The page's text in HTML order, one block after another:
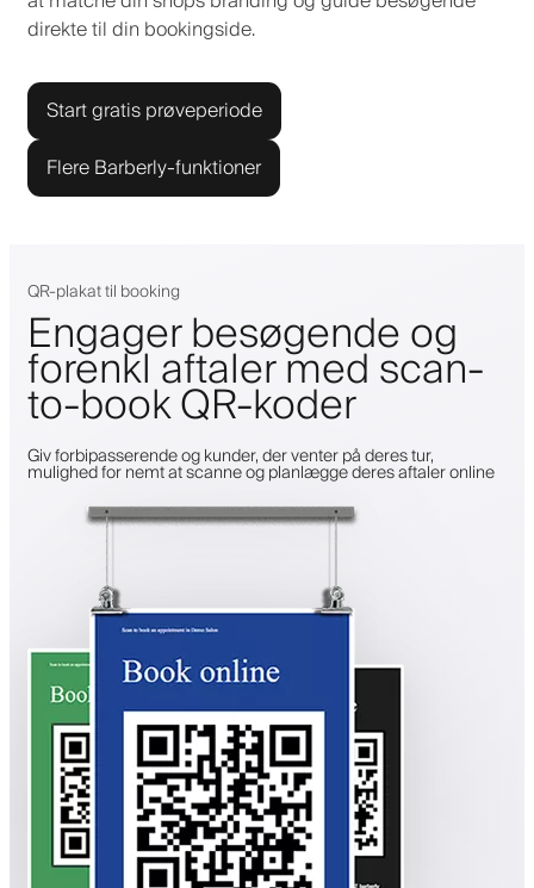
direkte til din bookingside.
Start gratis prøveperiode
Flere Barberly-funktioner
QR-plakat til booking
Engager besøgende og
forenkl aftaler med scan-
to-book QR-koder
Giv forbipasserende og kunder, der venter på deres tur,
mulighed for nemt at scanne og planlægge deres aftaler online